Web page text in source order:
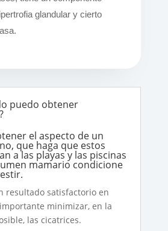
glandular y cierto
puedo obtener
el aspecto de un
que haga que estos
a las playas y las piscinas
mamario condicione
resultado satisfactorio en
minimizar, en la
las cicatrices.